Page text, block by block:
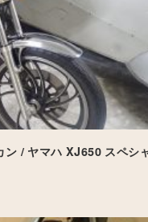
ン / ヤマハ XJ650 スペシ